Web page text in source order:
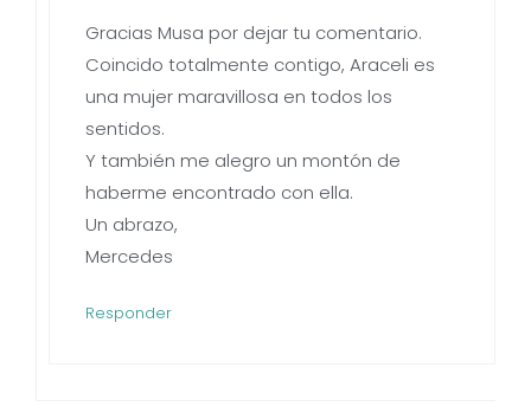
Gracias Musa por dejar tu comentario.
Coincido totalmente contigo, Araceli es
una mujer maravillosa en todos los
sentidos.
Y también me alegro un montón de
haberme encontrado con ella.
Un abrazo,
Mercedes
Responder